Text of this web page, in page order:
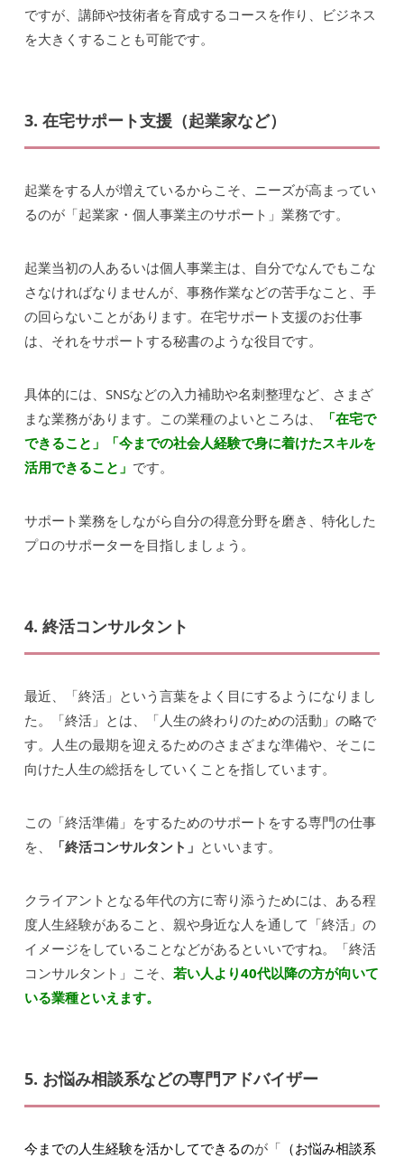
ですが、講師や技術者を育成するコースを作り、ビジネス
を大きくすることも可能です。
3. 在宅サポート支援（起業家など）
起業をする人が増えているからこそ、ニーズが高まってい
るのが「起業家・個人事業主のサポート」業務です。
起業当初の人あるいは個人事業主は、自分でなんでもこな
さなければなりませんが、事務作業などの苦手なこと、手
の回らないことがあります。在宅サポート支援のお仕事
は、それをサポートする秘書のような役目です。
具体的には、SNSなどの入力補助や名刺整理など、さまざ
まな業務があります。この業種のよいところは、
「在宅で
できること」「今までの社会人経験で身に着けたスキルを
活用できること」 です。
サポート業務をしながら自分の得意分野を磨き、特化した
プロのサポーターを目指しましょう。
4. 終活コンサルタント
最近、「終活」という言葉をよく目にするようになりまし
た。「終活」とは、「人生の終わりのための活動」の略で
す。人生の最期を迎えるためのさまざまな準備や、そこに
向けた人生の総括をしていくことを指しています。
この「終活準備」をするためのサポートをする専門の仕事
を、
「終活コンサルタント」 といいます。
クライアントとなる年代の方に寄り添うためには、ある程
度人生経験があること、親や身近な人を通して「終活」の
イメージをしていることなどがあるといいですね。「終活
コンサルタント」こそ、 若い人より40代以降の方が向いて
いる業種といえます。
5. お悩み相談系などの専門アドバイザー
今までの人生経験を活かしてできるのが「 （お悩み相談系